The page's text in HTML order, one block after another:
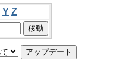
Y Z